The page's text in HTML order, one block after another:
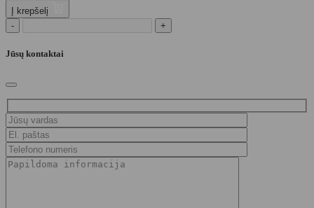
Į krepšelį
-
+
Jūsų kontaktai